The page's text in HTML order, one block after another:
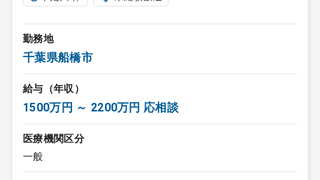
勤務地
千葉県船橋市
給与（年収）
1500万円 ～ 2200万円 応相談
医療機関区分
一般